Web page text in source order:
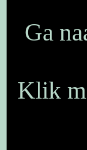
Ga
Klik